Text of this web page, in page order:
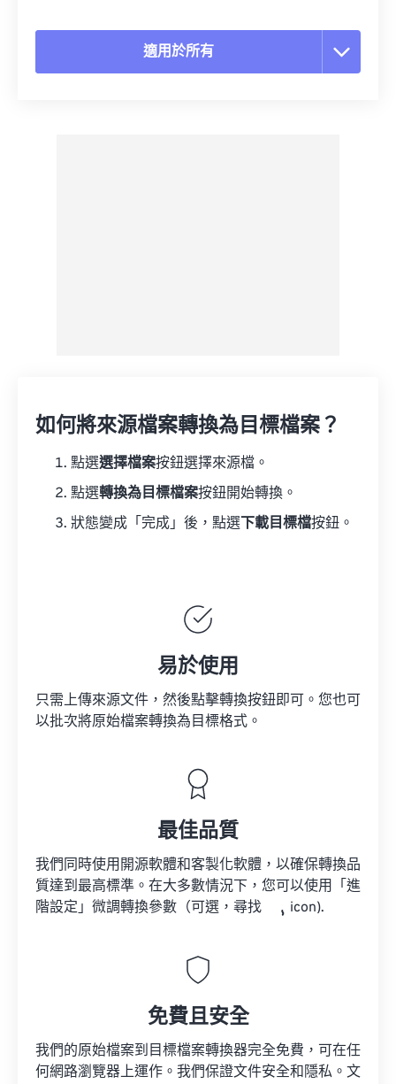
適用於所有
如何將來源檔案轉換為目標檔案？
點選選擇檔案按鈕選擇來源檔。
點選轉換為目標檔案按鈕開始轉換。
狀態變成「完成」後，點選 下載目標檔按鈕。
易於使用
只需上傳來源文件，然後點擊轉換按鈕即可。您也可
以批次將原始檔案轉換為目標格式。
最佳品質
我們同時使用開源軟體和客製化軟體，以確保轉換品
質達到最高標準。在大多數情況下，您可以使用「進
階設定」微調轉換參數（可選，尋找
icon).
免費且安全
我們的原始檔案到目標檔案轉換器完全免費，可在任
何網路瀏覽器上運作。我們保證文件安全和隱私。文